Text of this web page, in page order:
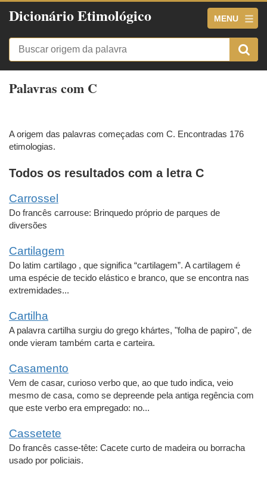
Dicionário Etimológico MENU
Palavras com C
A origem das palavras começadas com C. Encontradas 176
etimologias.
Todos os resultados com a letra C
Carrossel
Do francês carrouse: Brinquedo próprio de parques de
diversões
Cartilagem
Do latim cartilago , que significa “cartilagem”. A cartilagem é
uma espécie de tecido elástico e branco, que se encontra nas
extremidades...
Cartilha
A palavra cartilha surgiu do grego khártes, "folha de papiro", de
onde vieram também carta e carteira.
Casamento
Vem de casar, curioso verbo que, ao que tudo indica, veio
mesmo de casa, como se depreende pela antiga regência com
que este verbo era empregado: no...
Cassetete
Do francês casse-tête: Cacete curto de madeira ou borracha
usado por policiais.